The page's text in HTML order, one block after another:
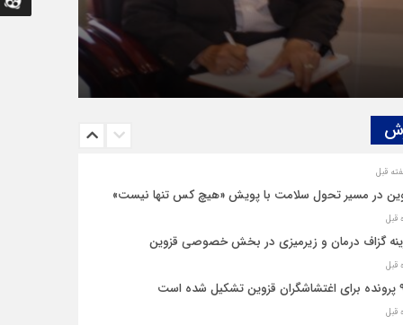
منتشر نشده با پروفسور اهرنجانی، صاحب نظریه سه‌ شاخگی
در مسیر تحول سلامت با پویش «هیچ‌ کس تنها نیست»
گزاف درمان و زیرمیزی در بخش خصوصی قزوین
است